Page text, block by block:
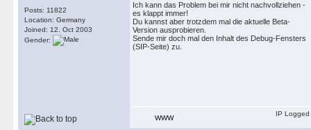
Posts: 11822
Location: Germany
Joined: 12. Oct 2003
Gender:
Ich kann das Problem bei mir nicht nachvollziehen -
es klappt immer!
Du kannst aber trotzdem mal die aktuelle Beta-
Version ausprobieren.
Sende mir doch mal den Inhalt des Debug-Fensters
(SIP-Seite) zu.
WWW
IP Logged